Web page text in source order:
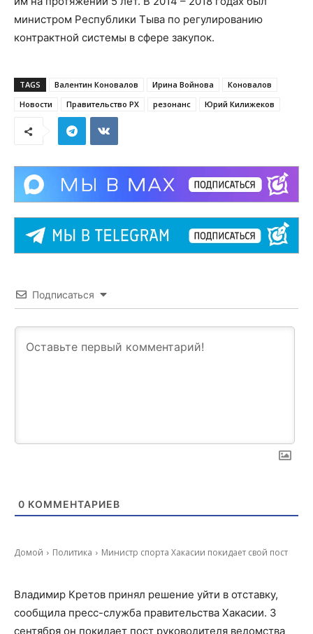
министром Республики Тыва по регулированию
контрактной системы в сфере закупок.
TAGS Валентин Коновалов Ирина Войнова
Коновалов
Новости
Правительство РХ резонанс Юрий Килижеков
Подписаться
0 КОММЕНТАРИЕВ